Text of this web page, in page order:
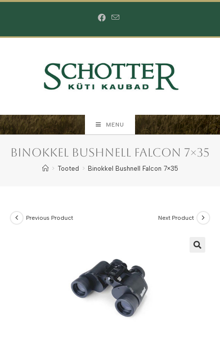
MENU
Binokkel Bushnell Falcon 7×35
> Tooted > Binokkel Bushnell Falcon 7×35
Previous Product Next Product